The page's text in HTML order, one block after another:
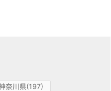
奈川県(197)